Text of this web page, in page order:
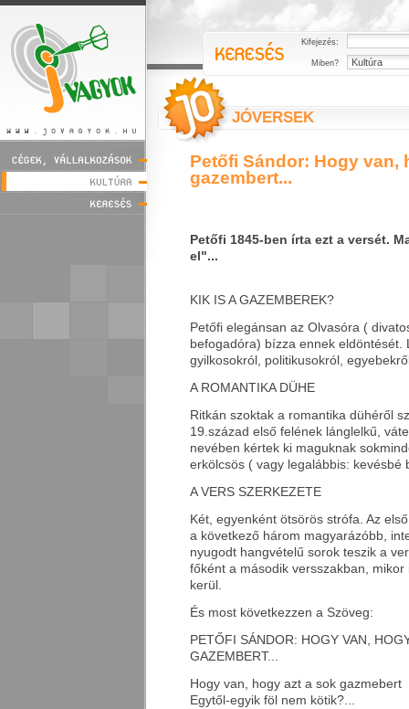
Kifejezés:
Miben?
JÓVERSEK
Petőfi Sándor: Hogy van,
gazembert...
Petőfi 1845-ben írta ezt a versét.
el"...
KIK IS A GAZEMBEREK?
Petőfi elegánsan az Olvasóra (
befogadóra) bízza ennek eldöntését.
gyilkosokról, politikusokról,
A ROMANTIKA DÜHE
Ritkán szoktak a romantika dühéről
19.század első felének lánglelkű,
nevében kértek ki maguknak
erkölcsös ( vagy legalábbis: kevésbé
A VERS SZERKEZETE
Két, egyenként ötsörös strófa. Az
a következő három magyarázóbb,
nyugodt hangvételű sorok teszik a
főként a második versszakban,
kerül.
És most következzen a Szöveg:
PETŐFI SÁNDOR: HOGY VAN,
GAZEMBERT...
Hogy van, hogy azt a sok gazmebert
Egytől-egyik föl nem kötik?...